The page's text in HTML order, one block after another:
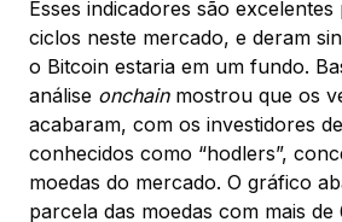
Esses indicadores são
ciclos neste mercado, e deram
o Bitcoin estaria em um fundo.
análise onchainmostrou que os
acabaram, com os investidores
conhecidos como “hodlers”,
moedas do mercado. O gráfico
parcela das moedas com mais de